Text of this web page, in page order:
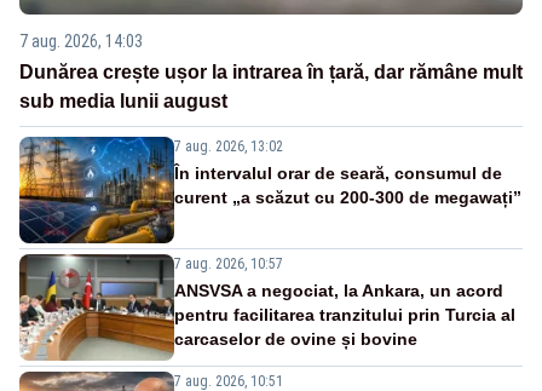
7 aug. 2026, 14:03
Dunărea crește ușor la intrarea în țară, dar rămâne mult
sub media lunii august
7 aug. 2026, 13:02
În intervalul orar de seară, consumul de
curent „a scăzut cu 200-300 de megawați”
7 aug. 2026, 10:57
ANSVSA a negociat, la Ankara, un acord
pentru facilitarea tranzitului prin Turcia al
carcaselor de ovine și bovine
7 aug. 2026, 10:51